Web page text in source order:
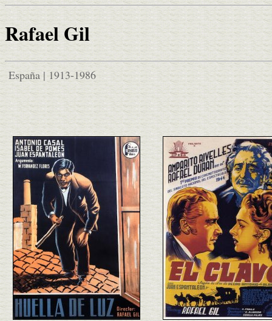
Rafael Gil
España | 1913-1986